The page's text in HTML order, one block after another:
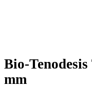
Bio-
mm